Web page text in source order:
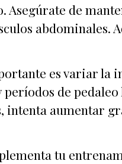
Asegúrate de
abdominales.
es variar la
de
intenta aumentar
tu